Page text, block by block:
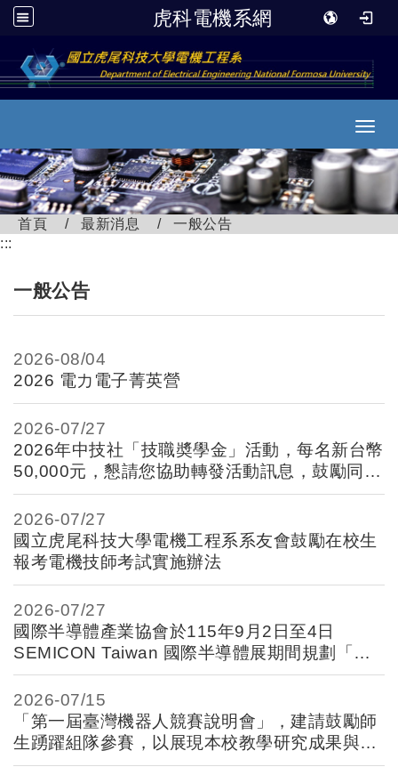
虎科電機系網
跳到主要內容
首頁 最新消息
一般公告
:::
一般公告
2026-08/04
2026 電力電子菁英營
2026-07/27
2026年中技社「技職奬學金」活動，每名新台幣
50,000元，懇請您協助轉發活動訊息，鼓勵同學
踴躍報名參加！
2026-07/27
國立虎尾科技大學電機工程系系友會鼓勵在校生
報考電機技師考試實施辦法
2026-07/27
國際半導體產業協會於115年9月2日至4日
SEMICON Taiwan 國際半導體展期間規劃「人
才培育主題活動」案，請查照。
2026-07/15
「第一屆臺灣機器人競賽說明會」，建請鼓勵師
生踴躍組隊參賽，以展現本校教學研究成果與創
新能量，為校爭光